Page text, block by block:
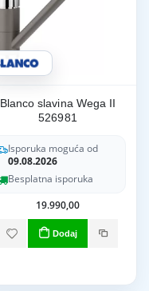
Blanco slavina Wega II
526981
Isporuka moguća od
09.08.2026
Besplatna isporuka
19.990,00
Dodaj